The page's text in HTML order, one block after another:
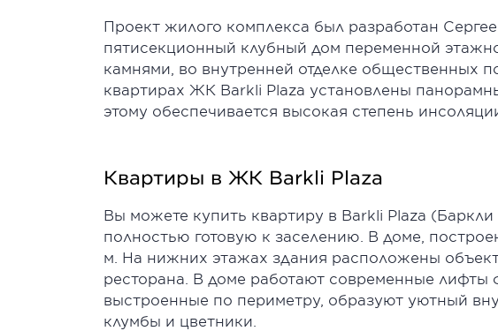
Проект жилого комплекса был разработан
пятисекционный клубный дом переменной
камнями, во внутренней отделке общественных
квартирах ЖК Barkli Plaza установлены
этому обеспечивается высокая степень
Квартиры в ЖК Barkli Plaza
Вы можете купить квартиру в Barkli Plaza
полностью готовую к заселению. В доме,
м. На нижних этажах здания расположены
ресторана. В доме работают современные
выстроенные по периметру, образуют уютный
клумбы и цветники.